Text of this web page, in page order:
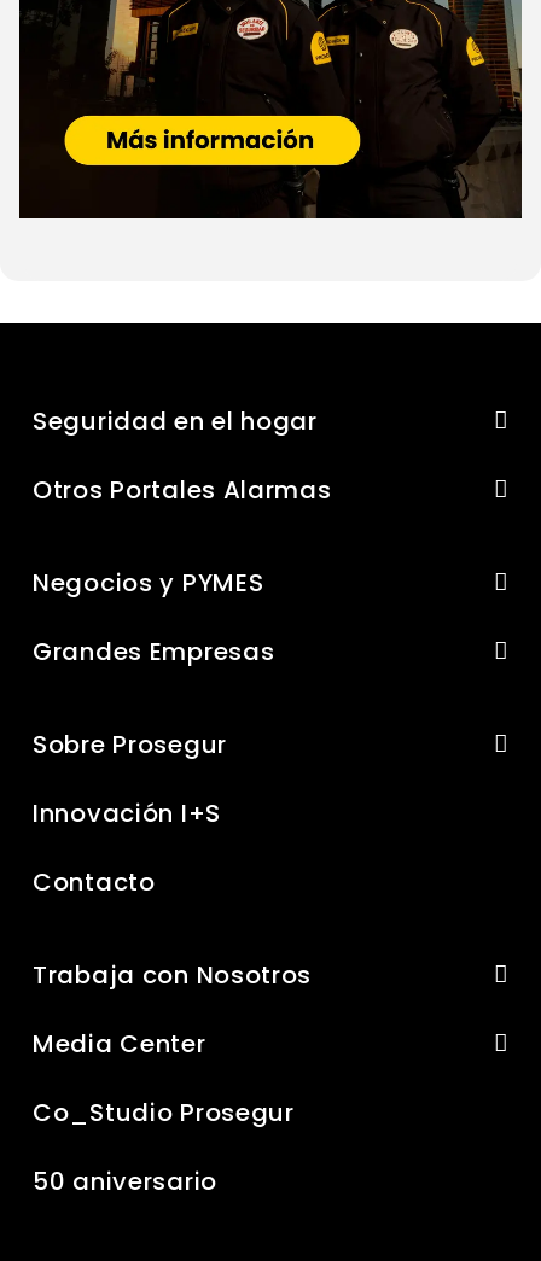
Seguridad en el hogar
Otros Portales Alarmas
Negocios y PYMES
Grandes Empresas
Sobre Prosegur
Innovación I+S
Contacto
Trabaja con Nosotros
Media Center
Co_Studio Prosegur
50 aniversario